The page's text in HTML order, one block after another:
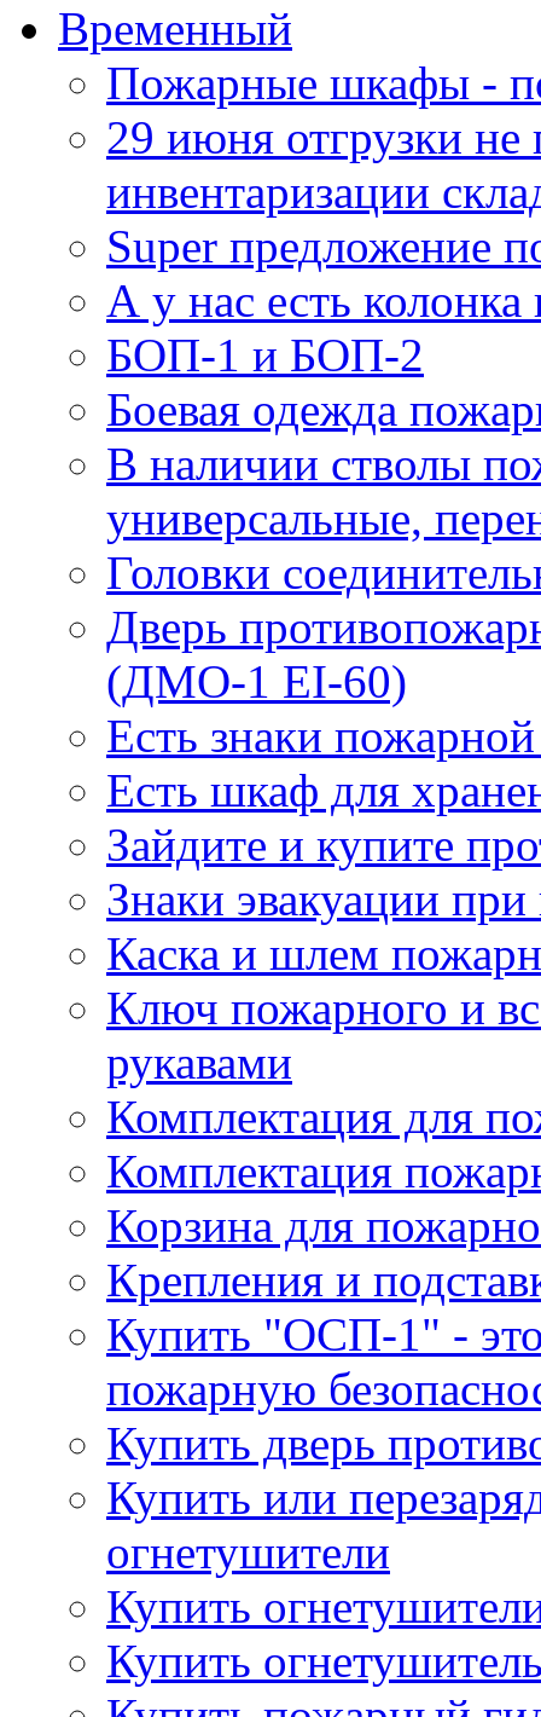
Временный
Пожарные шкафы -
29 июня отгрузки не
инвентаризации
Super предложение
А у нас есть
БОП-1 и БОП-2
Боевая одежда
В наличии стволы
универсальные,
Головки
Дверь
(ДМО-1 EI-60)
Есть знаки
Есть шкаф для
Зайдите и купите
Знаки эвакуации
Каска и шлем
Ключ пожарного и
рукавами
Комплектация для
Комплектация
Корзина для
Крепления и
Купить "ОСП-1" - это
пожарную
Купить дверь
Купить или
огнетушители
Купить
Купить